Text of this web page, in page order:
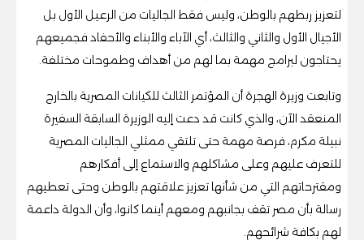
لتعزيز ربطهم بالوطن، وليس فقط الجاليات من الرعيل الأول بل
الأجيال الأول والثاني والثالث، أي الآباء والأبناء والأحفاد فجميعهم
يحتاجون لبرامج مهمة بما لهم من أهداف وطموحات مختلفة.
وتابعت وزيرة الهجرة أن المؤتمر الثالث للكيانات المصرية بالخارج
المنعقد الآن، والذي كانت قد دعت إليه الوزيرة السابقة السفيرة
نبيلة مكرم، فرصة مهمة حتى تلتقي ممثلي الجاليات المصرية
للتعرف عليهم وعلى مشاكلهم والاستماع إلى أفكارهم
ومقترحاتهم التي من شأنها تعزيز علاقتهم بالوطن وحتى تعطيهم
رسالة بأن مصر تقف بجانبهم ومعهم أينما كانوا، وأن الدولة داعمة
لهم بكافة شرائحهم.